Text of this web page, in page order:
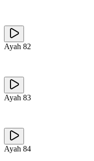
Ayah 82
Ayah 83
Ayah 84